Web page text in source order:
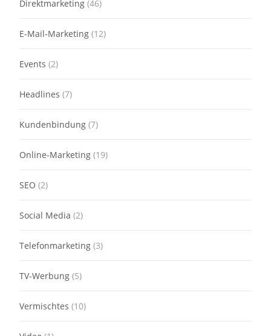
Direktmarketing (46)
E-Mail-Marketing (12)
Events (2)
Headlines (7)
Kundenbindung (7)
Online-Marketing (19)
SEO (2)
Social Media (2)
Telefonmarketing (3)
TV-Werbung (5)
Vermischtes (10)